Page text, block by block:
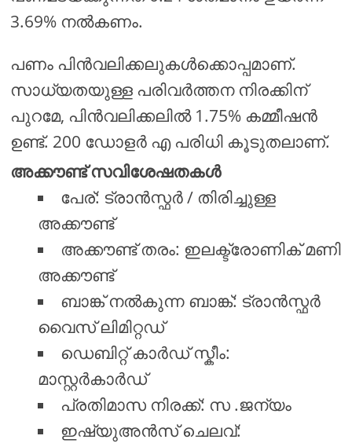
3.69% നൽകണം.
പണം പിൻവലിക്കലുകൾക്കൊപ്പമാണ്.
സാധ്യതയുള്ള പരിവർത്തന നിരക്കിന്
പുറമേ, പിൻവലിക്കലിൽ 1.75% കമ്മീഷൻ
ഉണ്ട്. 200 ഡോളർ എ പരിധി കൂടുതലാണ്.
അക്കൗണ്ട് സവിശേഷതകൾ
പേര്: ട്രാൻസ്ഫർ / തിരിച്ചുള്ള
അക്കൗണ്ട്
അക്കൗണ്ട് തരം: ഇലക്ട്രോണിക് മണി
അക്കൗണ്ട്
ബാങ്ക് നൽകുന്ന ബാങ്ക്: ട്രാൻസ്ഫർ
വൈസ് ലിമിറ്റഡ്
ഡെബിറ്റ് കാർഡ് സ്കീം:
മാസ്റ്റർകാർഡ്
പ്രതിമാസ നിരക്ക്: സ .ജന്യം
ഇഷ്യുഅൻസ് ചെലവ്: